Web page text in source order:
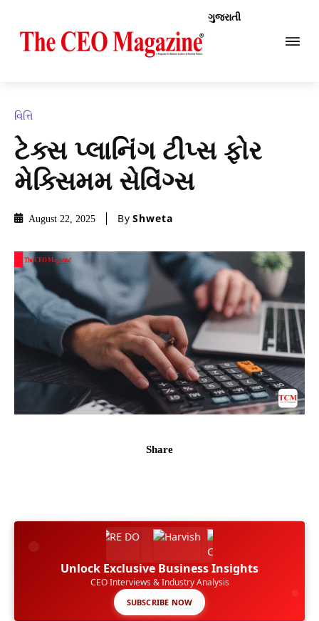
ગુજરાતી
વિત્તિ
ટેક્સ પ્લાનિંગ ટીપ્સ ફોર
મેક્સિમમ સેવિંગ્સ
August 22, 2025 By Shweta
Share
Unlock Exclusive Business Insights
CEO Interviews & Industry Analysis
SUBSCRIBE NOW